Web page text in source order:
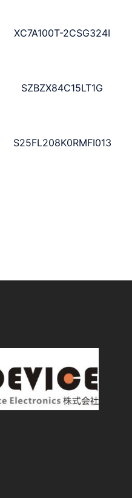
XC7A100T-2CSG324I
SZBZX84C15LT1G
S25FL208K0RMFI013